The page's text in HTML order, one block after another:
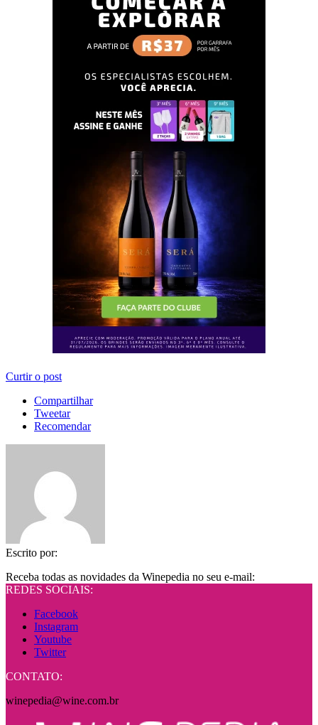
Curtir o post
Compartilhar
Tweetar
Recomendar
Escrito por:
Receba todas as novidades da Winepedia no seu e-mail:
REDES SOCIAIS:
Facebook
Instagram
Youtube
Twitter
CONTATO:
winepedia@wine.com.br